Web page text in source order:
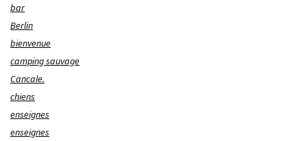
bar
Berlin
bienvenue
camping sauvage
Cancale.
chiens
enseignes
enseignes